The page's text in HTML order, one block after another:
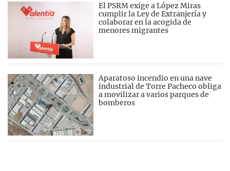
El PSRM exige a López Miras
cumplir la Ley de Extranjería y
colaborar en la acogida de
menores migrantes
Aparatoso incendio en una nave
industrial de Torre Pacheco obliga
a movilizar a varios parques de
bomberos